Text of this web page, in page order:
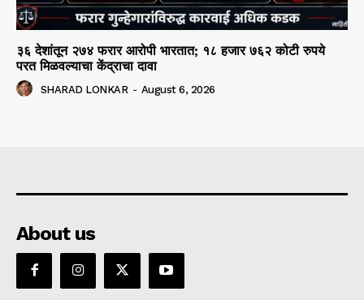
३६ देशांतून २७४ फरार आरोपी भारतात; १८ हजार ७६२ कोटी रुपये
परत मिळवल्याचा केंद्राचा दावा
SHARAD LONKAR - August 6, 2026
About us